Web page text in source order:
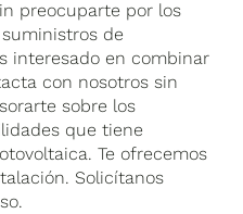
preocuparte por los
de
interesado en combinar
con nosotros sin
sobre los
que tiene
Te ofrecemos
Solicítanos